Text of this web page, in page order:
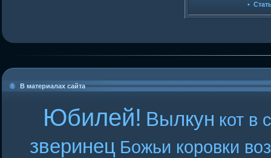
•
В материалах сайта
Юбилей! Вылкун кот в
зверинец Божьи коровки